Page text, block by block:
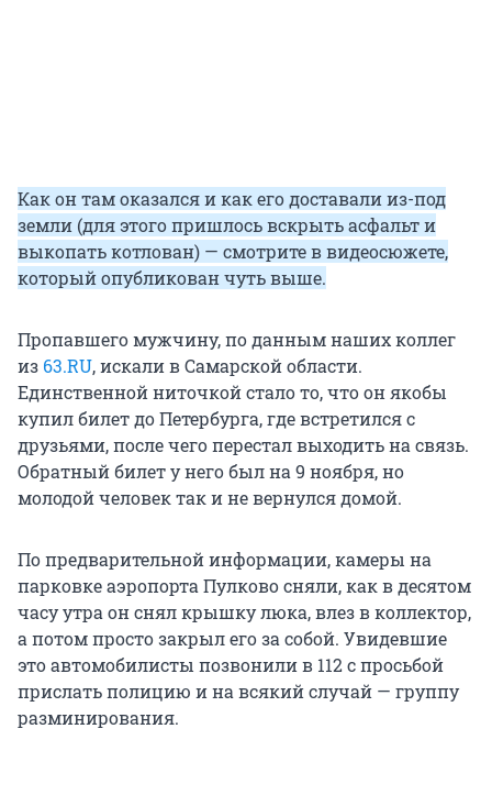
Как он там оказался и как его доставали из-под
земли (для этого пришлось вскрыть асфальт и
выкопать котлован) — смотрите в видеосюжете,
который опубликован чуть выше.
Пропавшего мужчину, по данным наших коллег
из 63.RU, искали в Самарской области.
Единственной ниточкой стало то, что он якобы
купил билет до Петербурга, где встретился с
друзьями, после чего перестал выходить на связь.
Обратный билет у него был на 9 ноября, но
молодой человек так и не вернулся домой.
По предварительной информации, камеры на
парковке аэропорта Пулково сняли, как в десятом
часу утра он снял крышку люка, влез в коллектор,
а потом просто закрыл его за собой. Увидевшие
это автомобилисты позвонили в 112 с просьбой
прислать полицию и на всякий случай — группу
разминирования.